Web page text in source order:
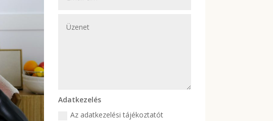
Adatkezelés
Az adatkezelési tájékoztatót